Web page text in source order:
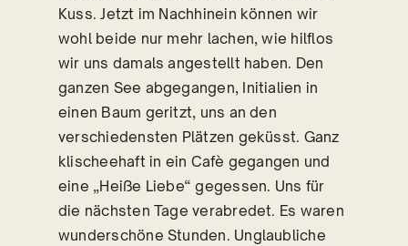
Kuss. Jetzt im Nachhinein können wir
wohl beide nur mehr lachen, wie hilflos
wir uns damals angestellt haben. Den
ganzen See abgegangen, Initialien in
einen Baum geritzt, uns an den
verschiedensten Plätzen geküsst. Ganz
klischeehaft in ein Cafè gegangen und
eine „Heiße Liebe“ gegessen. Uns für
die nächsten Tage verabredet. Es waren
wunderschöne Stunden. Unglaubliche